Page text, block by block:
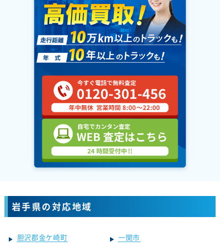
岩手県の対応地域
胆沢郡金ケ崎町
一関市